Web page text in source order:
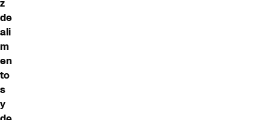
z
de
ali
m
en
to
s
y